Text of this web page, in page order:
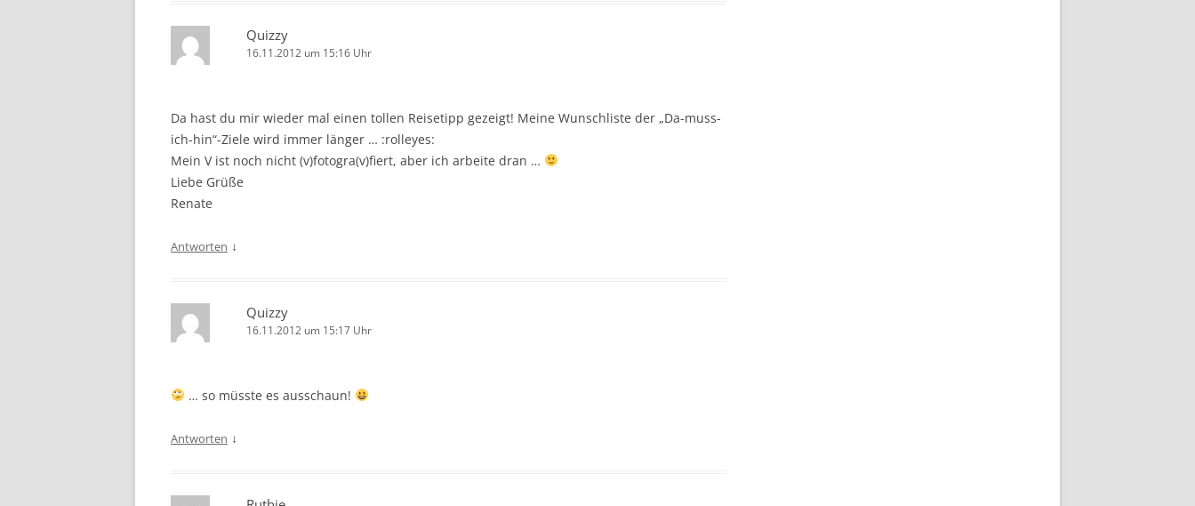
Quizzy
16.11.2012 um 15:16 Uhr
Da hast du mir wieder mal einen tollen Reisetipp gezeigt! Meine Wunschliste der „Da-muss-
ich-hin“-Ziele wird immer länger … :rolleyes:
Mein V ist noch nicht (v)fotogra(v)fiert, aber ich arbeite dran …
Liebe Grüße
Renate
Antworten ↓
Quizzy
16.11.2012 um 15:17 Uhr
… so müsste es ausschaun!
Antworten ↓